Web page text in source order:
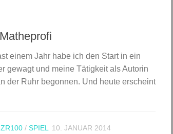
einem Jahr habe ich den Start in ein
gewagt und meine Tätigkeit als Autorin
der Ruhr begonnen. Und heute erscheint
/ SPIEL 10. JANUAR 2014